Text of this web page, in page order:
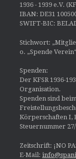
1936 - 1939 e.V.
IBAN: DE31
SWIFT-BIC:
Stichwort:
o. „Spende
Spenden:
Der KFSR 1936-
Organisation.
Spenden sind
Körperschaften I,
Steuernummer 27/
Zeitschrift: ¡NO
E-Mail: